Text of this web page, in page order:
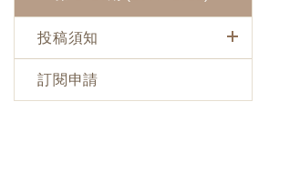
投稿須知
訂閱申請